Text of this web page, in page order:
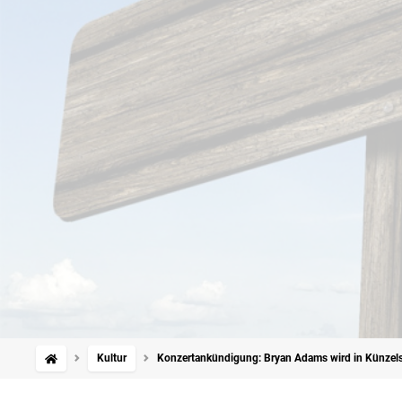
Kultur Konzertankündigung: Bryan Adams wird in